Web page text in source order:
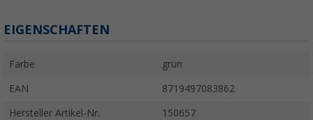
EIGENSCHAFTEN
Farbe grün
EAN 8719497083862
Hersteller Artikel-Nr. 150657